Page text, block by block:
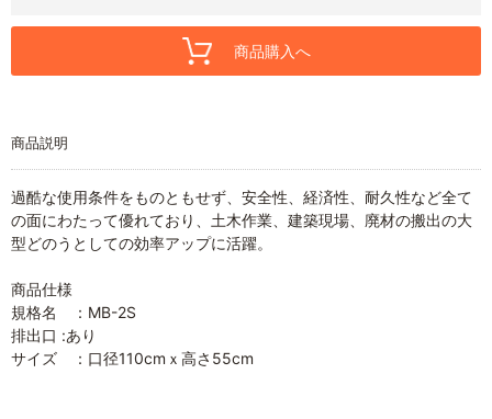
商品購入へ
商品説明
過酷な使用条件をものともせず、安全性、経済性、耐久性など全て
の面にわたって優れており、土木作業、建築現場、廃材の搬出の大
型どのうとしての効率アップに活躍。
商品仕様
規格名 ：MB-2S
排出口 :あり
サイズ ：口径110cmｘ高さ55cm